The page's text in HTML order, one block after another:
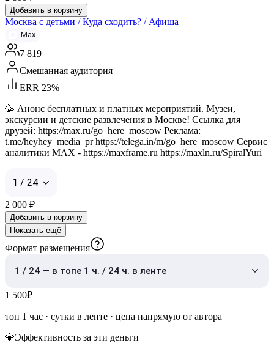
Добавить в корзину
Москва с детьми / Куда сходить? / Афиша
Max
7 819
Смешанная аудитория
ERR 23%
🥳 Анонс бесплатных и платных мероприятий. Музеи,
экскурсии и детские развлечения в Москве! Ссылка для
друзей: https://max.ru/go_here_moscow Реклама:
t.me/heyhey_media_pr https://telega.in/m/go_here_moscow Сервис
аналитики MAX - https://maxframe.ru https://maxln.ru/SpiralYuri
1 / 24
2 000 ₽
Добавить в корзину
Показать ещё
Формат размещения
1 / 24 — в топе 1 ч. / 24 ч. в ленте
1 500₽
топ 1 час · сутки в ленте · цена напрямую от автора
💎Эффективность за эти деньги